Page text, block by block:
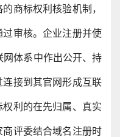
商标权利核验机制，
审核。企业注册并使
网体系中作出公开、持
接到其官网形成互联
利的在先归属、真实
评委结合域名注册时